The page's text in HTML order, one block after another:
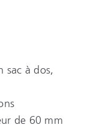
sac à dos,
de 60 mm